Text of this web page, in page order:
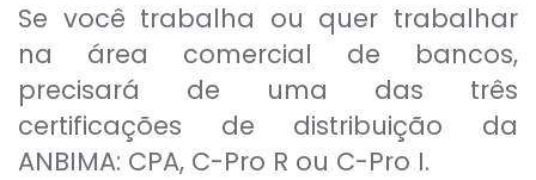
Se você trabalha ou quer trabalhar
na área comercial de bancos,
precisará de uma das três
certificações de distribuição da
ANBIMA: CPA, C-Pro R ou C-Pro I.